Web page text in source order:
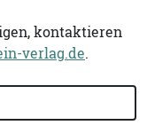
kontaktieren
verlag.de.
oder ISBN